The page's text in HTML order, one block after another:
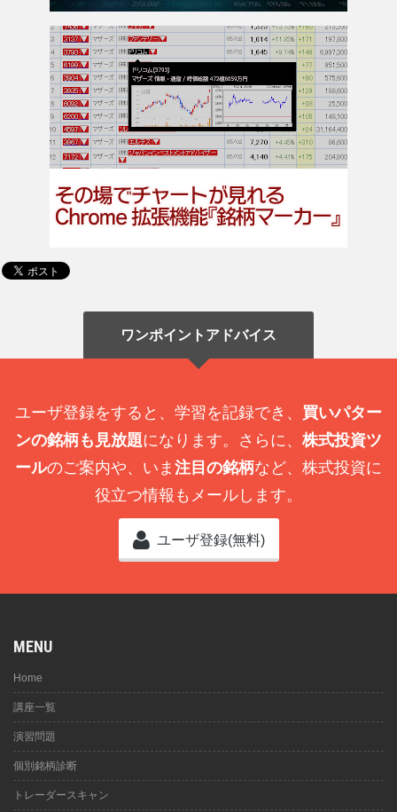
ワンポイントアドバイス
ユーザ登録をすると、学習を記録でき、 買いパター
ンの銘柄も見放題になります。さらに、 株式投資ツ
ールのご案内や、いま 注目の銘柄など、株式投資に
役立つ情報もメールします。
ユーザ登録(無料)
MENU
Home
講座一覧
演習問題
個別銘柄診断
トレーダースキャン